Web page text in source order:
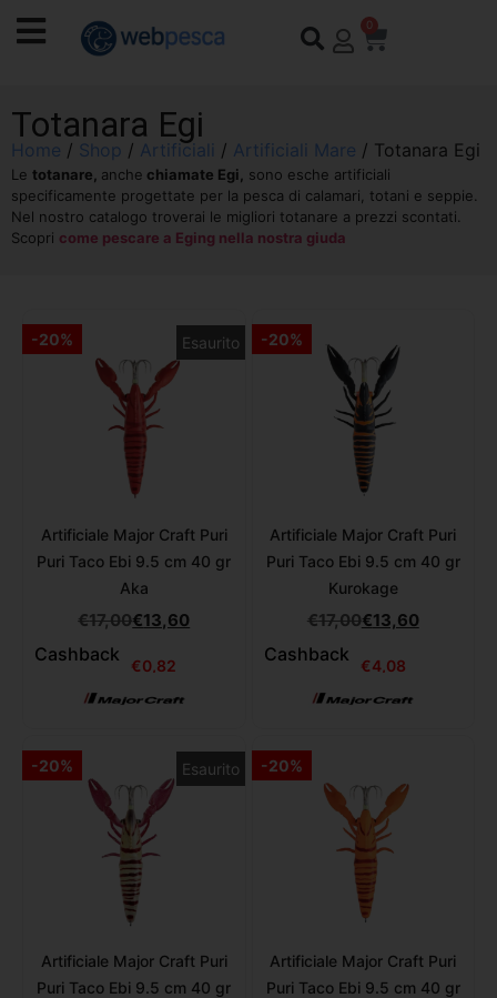
0
Totanara Egi
Home / Shop / Artificiali / Artificiali Mare / Totanara Egi
Le totanare, anche chiamate Egi,
sono esche artificiali
specificamente progettate per la pesca di calamari, totani e seppie.
Nel nostro catalogo troverai le migliori totanare a prezzi scontati.
Scopri come pescare a Eging nella nostra giuda
-20%
Artificiale Major Craft Puri
Puri Taco Ebi 9.5 cm 40 gr
Aka
Esaurito
€17,00€13,60
Cashback
€0,82
-20%
Artificiale Major Craft Puri
Puri Taco Ebi 9.5 cm 40 gr
Kurokage
€17,00€13,60
Cashback
€4,08
-20%
Artificiale Major Craft Puri
Puri Taco Ebi 9.5 cm 40 gr
Esaurito -20%
Artificiale Major Craft Puri
Puri Taco Ebi 9.5 cm 40 gr